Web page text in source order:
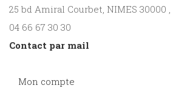
25 bd Amiral Courbet, NIMES 30000 ,
04 66 67 30 30
Contact par mail
Mon compte